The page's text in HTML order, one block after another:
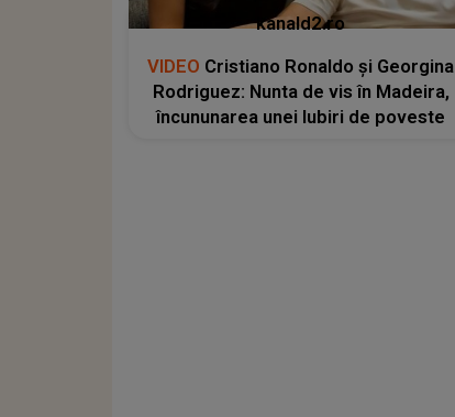
kanald2.ro
VIDEO Cristiano Ronaldo și Georgina
Rodriguez: Nunta de vis în Madeira,
încununarea unei Iubiri de poveste